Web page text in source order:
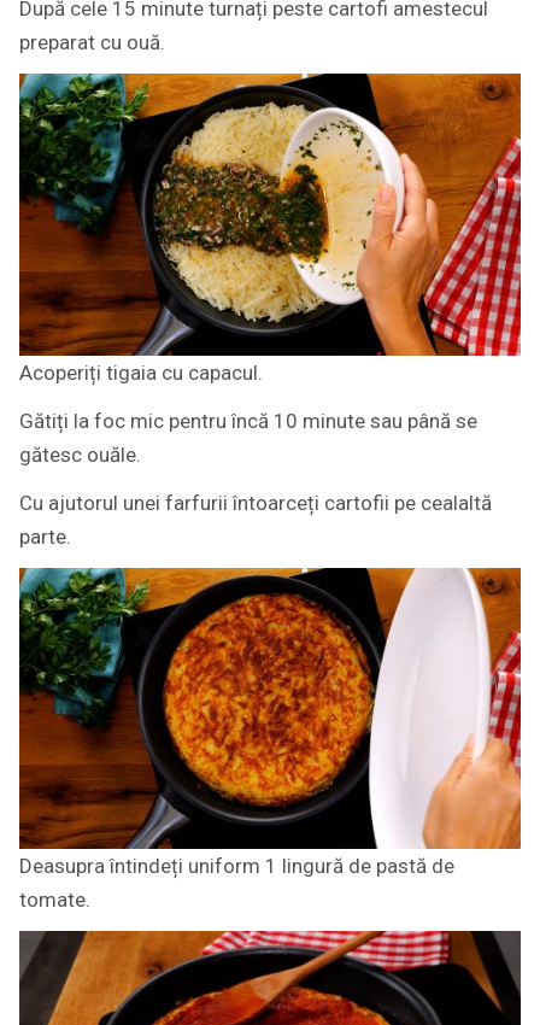
După cele 15 minute turnați peste cartofi amestecul
preparat cu ouă.
Acoperiți tigaia cu capacul.
Gătiți la foc mic pentru încă 10 minute sau până se
gătesc ouăle.
Cu ajutorul unei farfurii întoarceți cartofii pe cealaltă
parte.
Deasupra întindeți uniform 1 lingură de pastă de
tomate.